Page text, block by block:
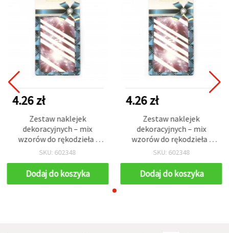
4.26 zł
Zestaw naklejek
dekoracyjnych – mix
wzorów do rękodzieła i
decoupage
SKU: 602348
Dodaj do koszyka
4.26 zł
Zestaw naklejek
dekoracyjnych – mix
wzorów do rękodzieła i
decoupage
SKU: 602348
Dodaj do koszyka